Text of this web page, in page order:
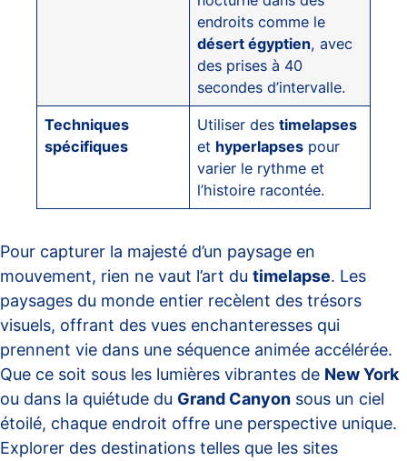
endroits comme le
désert égyptien, avec
des prises à 40
secondes d’intervalle.
Techniques
spécifiques
Utiliser destimelapses
et hyperlapses pour
varier le rythme et
l’histoire racontée.
Pour capturer la majesté d’un paysage en
mouvement, rien ne vaut l’art du timelapse. Les
paysages du monde entier recèlent des trésors
visuels, offrant des vues enchanteresses qui
prennent vie dans une séquence animée accélérée.
Que ce soit sous les lumières vibrantes de New York
ou dans la quiétude du Grand Canyon sous un ciel
étoilé, chaque endroit offre une perspective unique.
Explorer des destinations telles que les sites